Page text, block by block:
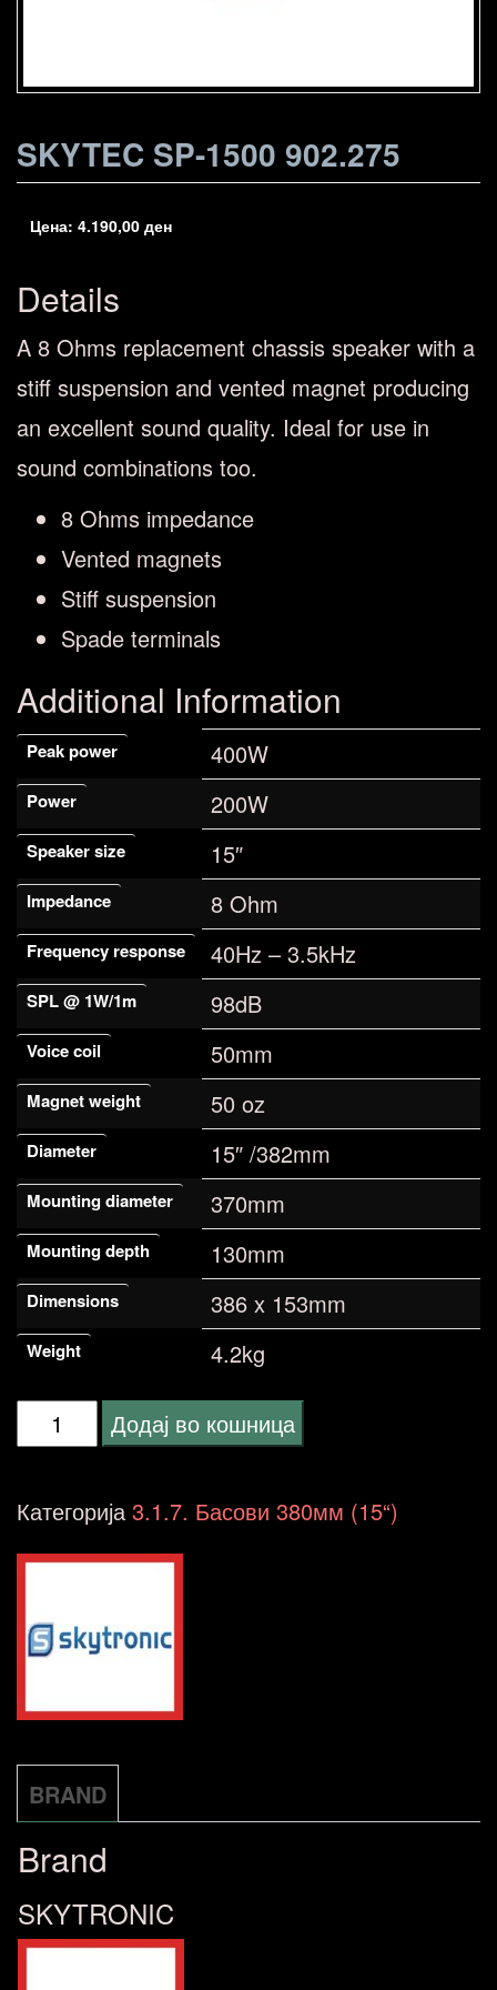
SKYTEC SP-1500 902.275
Цена: 4.190,00 ден
Details
A 8 Ohms replacement chassis speaker with a
stiff suspension and vented magnet producing
an excellent sound quality. Ideal for use in
sound combinations too.
8 Ohms impedance
Vented magnets
Stiff suspension
Spade terminals
Additional Information
Peak power 400W
Power 200W
Speaker size 15″
Impedance 8 Ohm
Frequency response 40Hz – 3.5kHz
SPL @ 1W/1m 98dB
Voice coil 50mm
Magnet weight 50 oz
Diameter 15″ /382mm
Mounting diameter 370mm
Mounting depth 130mm
Dimensions 386 x 153mm
Weight 4.2kg
Skytec
1500
Додај во кошница
Категорија3.1.7. Басови 380мм (15“)
BRAND
Brand
SKYTRONIC